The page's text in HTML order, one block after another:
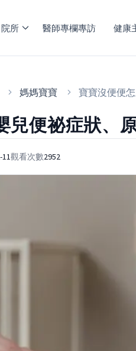
所 醫師專欄專訪 健康
媽媽寶寶 寶寶沒便便
兒便祕症狀、
11觀看次數2952